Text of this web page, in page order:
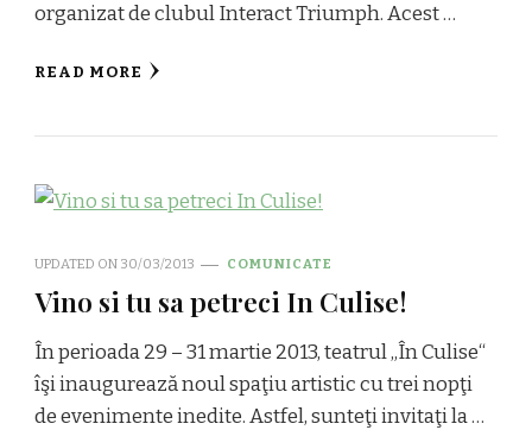
organizat de clubul Interact Triumph. Acest …
READ MORE
UPDATED ON 30/03/2013 COMUNICATE
Vino si tu sa petreci In Culise!
În perioada 29 – 31 martie 2013, teatrul „În Culise“
îşi inaugurează noul spaţiu artistic cu trei nopţi
de evenimente inedite. Astfel, sunteţi invitaţi la …